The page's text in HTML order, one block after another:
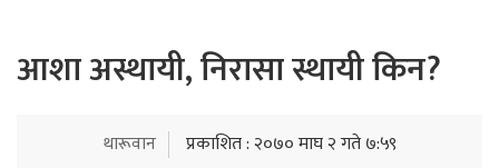
आशा अस्थायी, निरासा स्थायी किन?
थारूवान प्रकाशित : २०७० माघ २ गते ७:५९